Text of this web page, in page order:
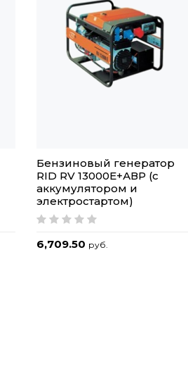
Бензиновый генератор
RID RV 13000E+АВР (с
аккумулятором и
электростартом)
6,709.50 руб.